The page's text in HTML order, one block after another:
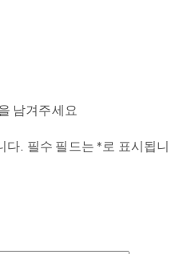
남겨주세요
다. 필수 필드는 * 로 표시됩니